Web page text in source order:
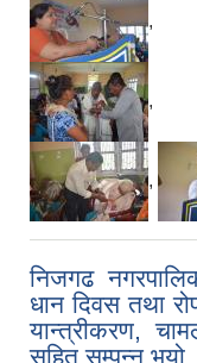
,
,
,
निजगढ
धान दिवस तथा
यान्त्रीकरण,
सहित सम्पन्न भयो